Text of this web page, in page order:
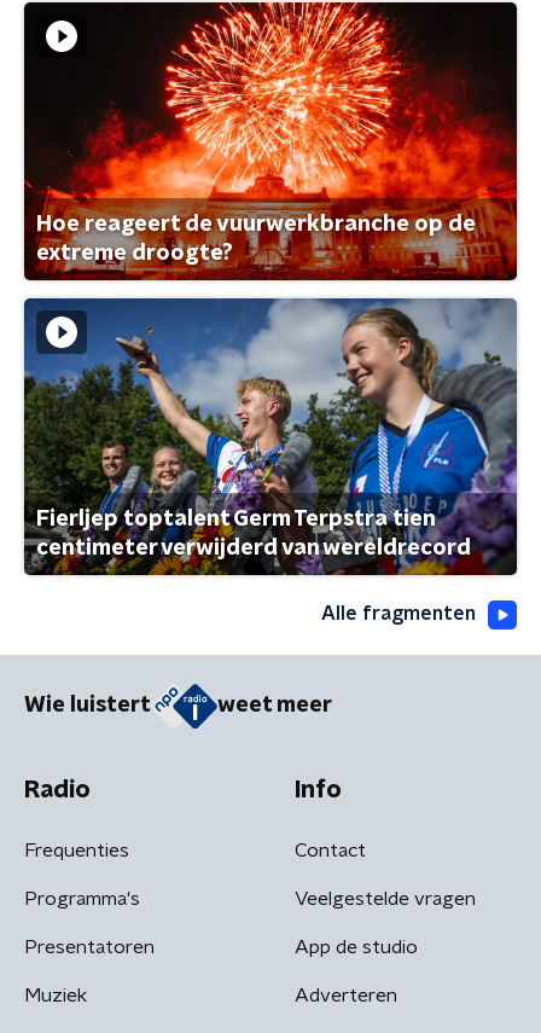
Hoe reageert de vuurwerkbranche op de
extreme droogte?
Fierljep toptalent Germ Terpstra tien
centimeter verwijderd van wereldrecord
Alle fragmenten
Wie luistert weet meer
Radio
Frequenties
Programma's
Presentatoren
Muziek
Info
Contact
Veelgestelde vragen
App de studio
Adverteren